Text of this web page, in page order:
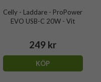
Celly - Laddare - ProPower
EVO USB-C 20W - Vit
249 kr
KÖP